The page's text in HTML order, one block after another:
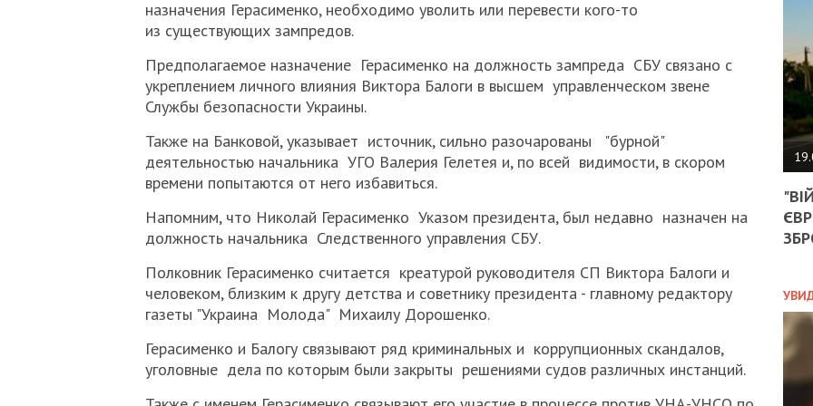
назначения Герасименко, необходимо уволить или перевести кого-то
из существующих зампредов.
Предполагаемое назначение Герасименко на должность зампреда СБУ связано с
укреплением личного влияния Виктора Балоги в высшем управленческом звене
Службы безопасности Украины.
Также на Банковой, указывает источник, сильно разочарованы "бурной"
деятельностью начальника УГО Валерия Гелетея и, по всей видимости, в скором
времени попытаются от него избавиться.
Напомним, что Николай Герасименко Указом президента, был недавно назначен на
должность начальника Следственного управления СБУ.
Полковник Герасименко считается креатурой руководителя СП Виктора Балоги и
человеком, близким к другу детства и советнику президента - главному редактору
газеты "Украина Молода" Михаилу Дорошенко.
Герасименко и Балогу связывают ряд криминальных и коррупционных скандалов,
уголовные дела по которым были закрыты решениями судов различных инстанций.
НА